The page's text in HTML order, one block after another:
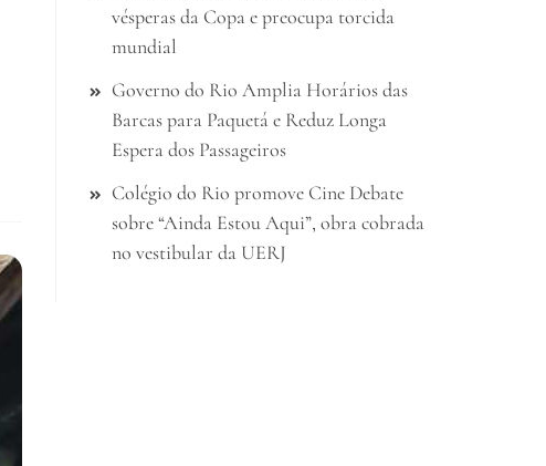
vésperas da Copa e preocupa torcida
mundial
Governo do Rio Amplia Horários das
Barcas para Paquetá e Reduz Longa
Espera dos Passageiros
Colégio do Rio promove Cine Debate
sobre “Ainda Estou Aqui”, obra cobrada
no vestibular da UERJ